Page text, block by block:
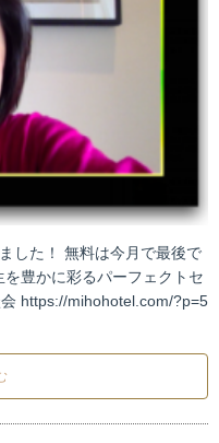
した！ 無料は今月で最後で
豊かに彩るパーフェクトセ
https://mihohotel.com/?p=5